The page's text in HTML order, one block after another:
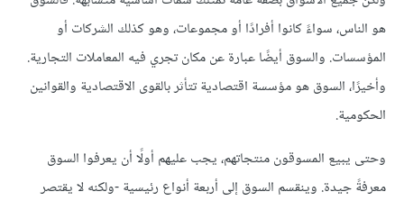
هو الناس، سواءً كانوا أفرادًا أو مجموعات، وهو كذلك الشركات أو
المؤسسات. والسوق أيضًا عبارة عن مكان تجري فيه المعاملات التجارية.
وأخيرًا، السوق هو مؤسسة اقتصادية تتأثر بالقوى الاقتصادية والقوانين
الحكومية.
وحتى يبيع المسوقون منتجاتهم، يجب عليهم أولًا أن يعرفوا السوق
معرفةً جيدة. وينقسم السوق إلى أربعة أنواع رئيسية -ولكنه لا يقتصر